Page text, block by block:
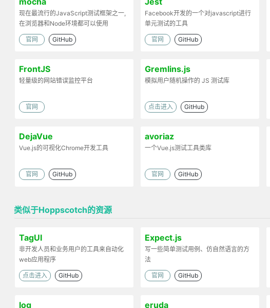
现在最流行的JavaScript测试框架之一,
在浏览器和Node环境都可以使用
官网 GitHub
Facebook开发的一个对javascript进行
单元测试的工具
官网 GitHub
FrontJS
轻量级的网站错误监控平台
官网
Gremlins.js
模拟用户随机操作的 JS 测试库
点击进入 GitHub
DejaVue
Vue.js的可视化Chrome开发工具
官网 GitHub
avoriaz
一个Vue.js测试工具类库
官网 GitHub
类似于Hoppscotch的资源
TagUI
非开发人员和业务用户的工具来自动化
web应用程序
点击进入 GitHub
Expect.js
写一些简单测试用例、仿自然语言的方
法
官网 GitHub
log eruda